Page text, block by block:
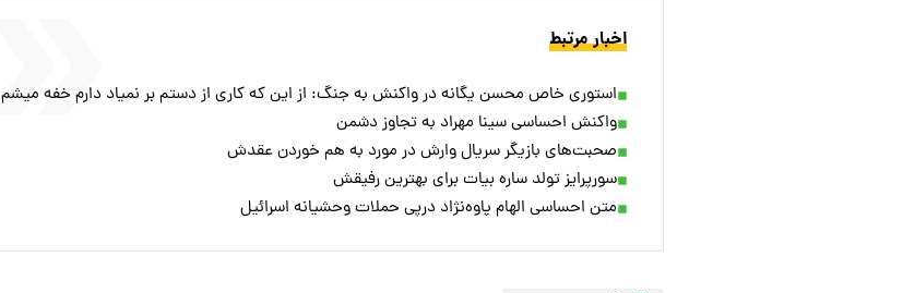
اخبار مرتبط
استوری خاص محسن یگانه در واکنش به جنگ: از این که کاری از دستم بر نمیاد دارم خفه میشم
واکنش احساسی سینا مهراد به تجاوز دشمن
صحبت‌های بازیگر سریال وارش در مورد به هم خوردن عقدش
سورپرایز تولد ساره بیات برای بهترین رفیقش
متن احساسی الهام پاوه‌نژاد درپی حملات وحشیانه اسرائیل